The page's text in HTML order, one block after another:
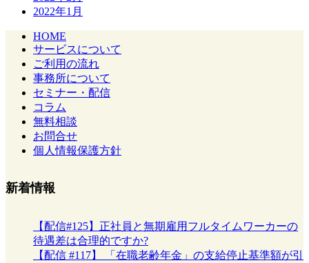
2022年1月
HOME
サービスについて
ご利用の流れ
事務所について
セミナー・配信
コラム
無料相談
お問合せ
個人情報保護方針
新着情報
【配信#125】正社員と無期雇用フルタイムワーカーの
待遇差は合理的ですか?
【配信 #117】 「在職老齢年金」の支給停止基準額が引